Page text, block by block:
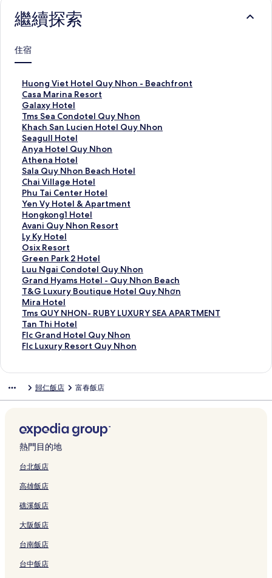
繼續探索
住宿
Huong Viet Hotel Quy Nhon - Beachfront
H
u
o
n
g
V
i
e
t
H
o
t
e
l
Q
u
y
N
h
o
n
-
B
e
a
o
的
連
結
Casa Marina Resort
C
a
s
a
M
a
r
i
n
a
R
e
s
o
r
t
的
連
結
Galaxy Hotel
G
a
l
a
x
y
H
o
t
e
l
的
連
結
Tms Sea Condotel Quy Nhon
T
m
s
S
e
a
C
o
n
d
o
t
e
l
Q
u
y
N
h
o
n
的
Khach San Lucien Hotel Quy Nhon
K
h
a
c
h
S
a
n
L
u
c
i
e
n
H
o
t
e
l
Q
u
n
結
Seagull Hotel
S
e
a
g
u
l
l
H
o
t
e
l
的
連
結
Anya Hotel Quy Nhon
A
n
y
a
H
o
t
e
l
Q
u
y
N
h
o
n
的
連
結
Athena Hotel
A
t
h
e
n
a
H
o
t
e
l
的
連
結
Sala Quy Nhon Beach Hotel
S
a
l
a
Q
u
y
N
h
o
n
B
e
a
c
h
H
的
Chai Village Hotel
C
h
a
i
V
i
l
l
a
g
e
H
o
t
e
l
Phu Tai Center Hotel
P
h
u
T
a
i
C
e
n
t
e
r
H
o
t
連
結
Yen Vy Hotel & Apartment
Y
e
n
V
y
H
o
t
e
l
&
A
p
a
n
連
結
Hongkong1 Hotel
H
o
n
g
k
o
n
g
1
H
o
t
e
結
Avani Quy Nhon Resort
A
v
a
n
i
Q
u
y
N
h
o
n
r
連
結
Ly Ky Hotel
L
y
K
y
H
o
t
e
l
的
連
Osix Resort
O
s
i
x
R
e
s
o
r
t
Green Park 2 Hotel
G
r
e
e
n
P
a
r
k
e
連
結
Luu Ngai Condotel Quy Nhon
L
u
u
N
g
a
i
C
t
Q
u
y
N
o
的
連
結
Grand Hyams Hotel - Quy Nhon Beach
G
r
a
n
d
H
y
o
l
-
Q
u
N
o
n
B
e
c
T&G Luxury Boutique Hotel Quy Nhơn
T
&
G
L
u
x
o
i
q
u
e
o
e
l
Q
u
N
Mira Hotel
M
i
r
a
H
的
Tms QUY NHON- RUBY LUXURY SEA APARTMENT
T
m
s
Q
O
R
U
B
Y
U
U
R
Y
S
A
Tan Thi Hotel
T
a
n
o
l
的
連
結
Flc Grand Hotel Quy Nhon
F
l
n
o
t
e
l
u
N
h
o
n
連
Flc Luxury Resort Quy Nhon
F
x
y
R
e
s
r
Q
u
y
N
o
歸仁飯店 富春飯店
熱門目的地
台北飯店
高雄飯店
礁溪飯店
大阪飯店
台南飯店
台中飯店